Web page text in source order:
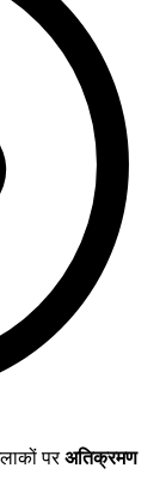
परअतिक्रमण